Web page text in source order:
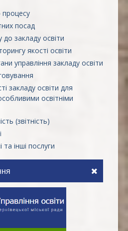
процесу
посад
закладу освіти
якості освіти
управління закладу освіти
закладу освіти для
освітніми
(звітність)
та інші послуги